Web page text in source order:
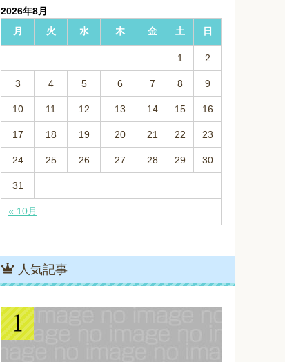
2026年8月
月
火 水 木 金 土 日
« 10月
1 2
3 4 5 6 7 8 9
10 11 12 13 14 15 16
17 18 19 20 21 22 23
24 25 26 27 28 29 30
31
人気記事